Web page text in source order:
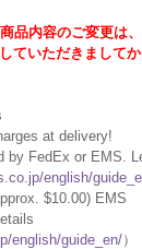
品内容のご変更は
ていただきまして
at delivery!
by FedEx or EMS.
english/
$10.00) EMS
english/guide_en/）